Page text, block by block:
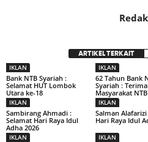
ARTIKEL TERKAIT
IKLAN
Bank NTB Syariah :
Selamat HUT Lombok
Utara ke-18
IKLAN
62 Tahun Bank
Syariah :
Masyarakat NTB
IKLAN
Sambirang Ahmadi :
Selamat Hari Raya Idul
Adha 2026
IKLAN
Salman
Hari Raya Idul
IKLAN IKLAN